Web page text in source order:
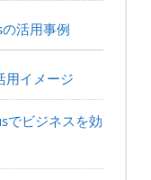
活用事例
用イメージ
でビジネスを効